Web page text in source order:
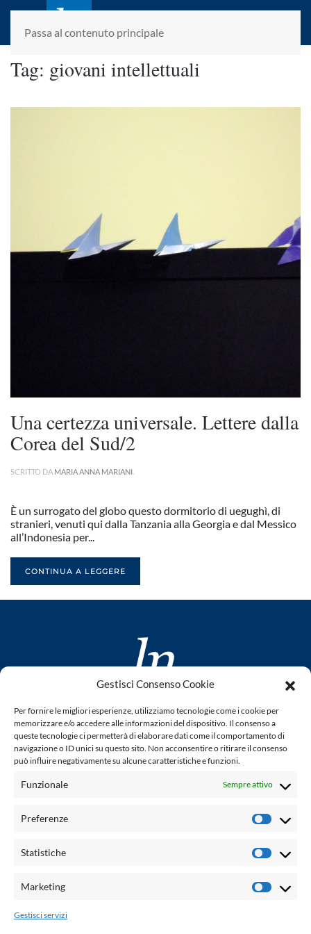
Gestisci Consenso Cookie
Per fornire le migliori esperienze, utilizziamo tecnologie come i cookie per
memorizzare e/o accedere alle informazioni del dispositivo. Il consenso a
queste tecnologie ci permetterà di elaborare dati come il comportamento di
navigazione o ID unici su questo sito. Non acconsentire o ritirare il consenso
può influire negativamente su alcune caratteristiche e funzioni.
Funzionale Sempre attivo
Preferenze
Statistiche
Marketing
Gestisci servizi
Passa al contenuto principale
laletteraturaenoi.it
fondato da Romano Luperini
Tag: giovani intellettuali
Una certezza universale. Lettere dalla
Corea del Sud/2
SCRITTO DA MARIA ANNA MARIANI
È un surrogato del globo questo dormitorio di uegughì, di
stranieri, venuti qui dalla Tanzania alla Georgia e dal Messico
all’Indonesia per...
CONTINUA A LEGGERE
www.laletteraturaenoi.it
fondato da Romano Luperini
Questo blog non rappresenta una testata giornalistica in
quanto viene aggiornato senza alcuna periodicità. Non può
legge n° 62 del 7.03.2001. L'autore non è responsabile per
email: